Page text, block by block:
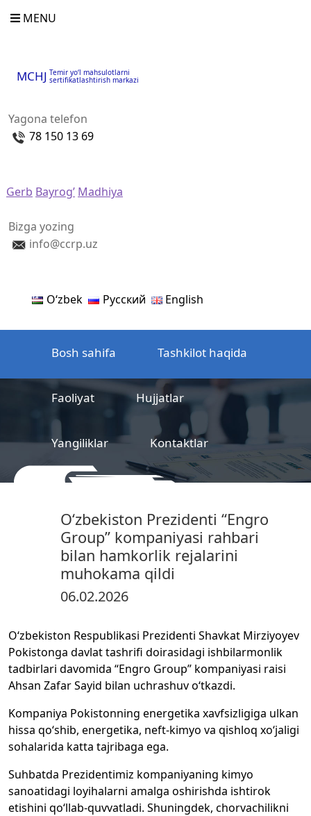
MENU
MCHJ Temir yo‘l mahsulotlarni
sertifikatlashtirish markazi
Yagona telefon
78 150 13 69
Gerb Bayrog’ Madhiya
Bizga yozing
info@ccrp.uz
Oʻzbek Русский English
Bosh sahifa Tashkilot haqida
Faoliyat Hujjatlar
Yangiliklar Kontaktlar
sertifikatlashtirish markazi
Oʻzbekiston Prezidenti “Engro
Group” kompaniyasi rahbari
bilan hamkorlik rejalarini
muhokama qildi
06.02.2026
Oʻzbekiston Respublikasi Prezidenti Shavkat Mirziyoyev
Pokistonga davlat tashrifi doirasidagi ishbilarmonlik
tadbirlari davomida “Engro Group” kompaniyasi raisi
Ahsan Zafar Sayid bilan uchrashuv oʻtkazdi.
Kompaniya Pokistonning energetika xavfsizligiga ulkan
hissa qoʻshib, energetika, neft-kimyo va qishloq xoʻjaligi
sohalarida katta tajribaga ega.
Suhbatda Prezidentimiz kompaniyaning kimyo
sanoatidagi loyihalarni amalga oshirishda ishtirok
etishini qoʻllab-quvvatladi. Shuningdek, chorvachilikni